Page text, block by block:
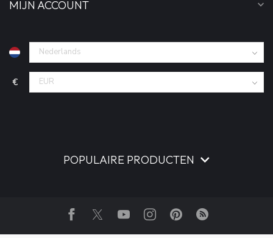
MIJN ACCOUNT
€
POPULAIRE PRODUCTEN